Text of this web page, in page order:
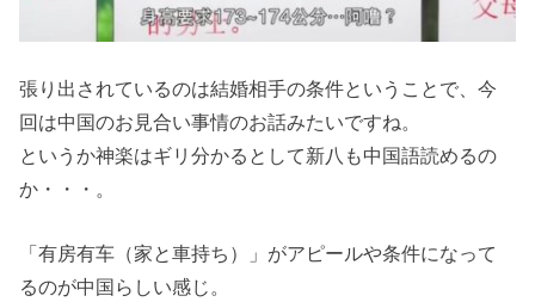
張り出されているのは結婚相手の条件ということで、今
回は中国のお見合い事情のお話みたいですね。
というか神楽はギリ分かるとして新八も中国語読めるの
か・・・。
「有房有车（家と車持ち）」がアピールや条件になって
るのが中国らしい感じ。